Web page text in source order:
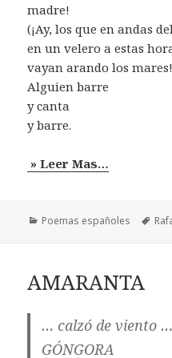
madre!
(¡Ay, los que en andas
en un velero a estas
vayan arando los
Alguien barre
y canta
y barre.
» Leer Mas…
Categorías
Poemas españoles
AMARANTA
… calzó de viento …
GÓNGORA